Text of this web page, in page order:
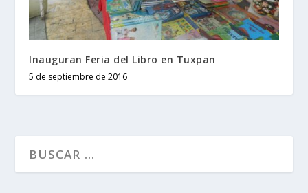
Inauguran Feria del Libro en Tuxpan
5 de septiembre de 2016